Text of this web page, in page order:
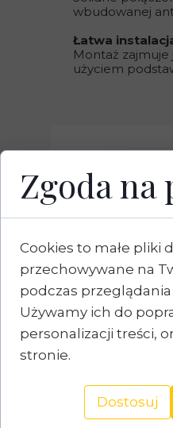
Specyfikacja
wbudowanej
Łatwa
Montaż zajmuje
użyciem
Zgoda
Cookies to małe pliki
przechowywane na
podczas
Używamy ich do
personalizacji treści,
stronie.
Dostosuj